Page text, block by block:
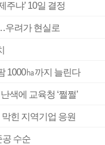
주냐’ 10일 결정
우려가 현실로
1000㏊까지 늘린다
색에 교육청 ‘쩔쩔’
힌 지역기업 응원
공 수순